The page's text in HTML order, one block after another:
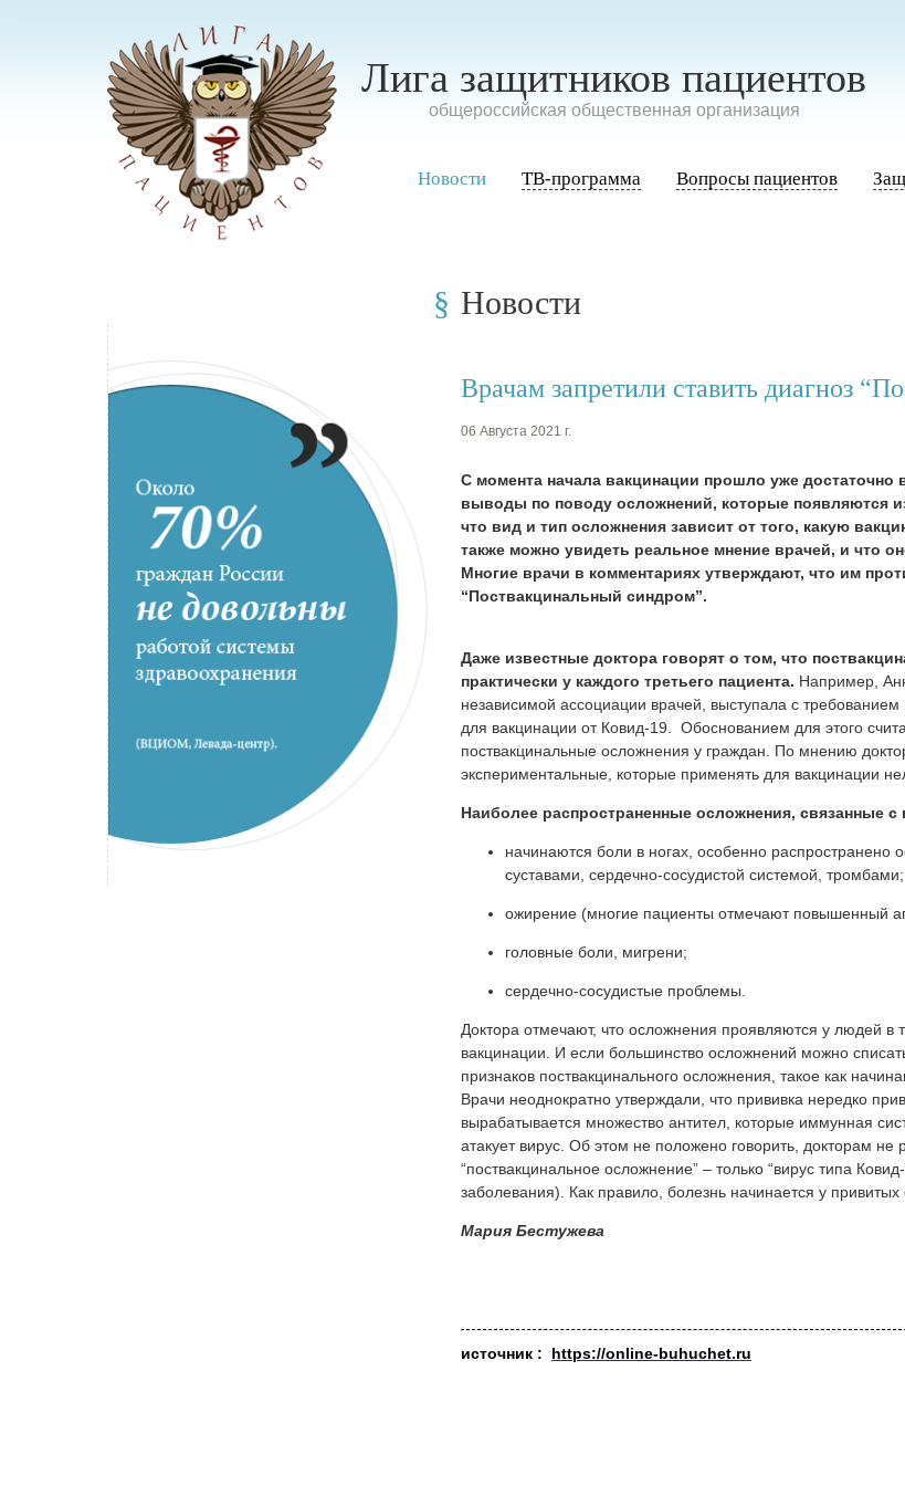
Лига защитников пациентов
oбщероссийская общественная организация
Новости ТВ-программа Вопросы пациентов
Новости
Врачам запретили ставить диагноз
06 Августа 2021 г.
С момента начала вакцинации прошло уже достаточно
выводы по поводу осложнений, которые появляются
что вид и тип осложнения зависит от того, какую
также можно увидеть реальное мнение врачей, и что
Многие врачи в комментариях утверждают, что им
“Поствакцинальный синдром”.
Даже известные доктора говорят о том, что
практически у каждого третьего пациента. Например,
независимой ассоциации врачей, выступала с
для вакцинации от Ковид-19. Обоснованием для этого
поствакцинальные осложнения у граждан. По мнению
экспериментальные, которые применять для вакцинации
Наиболее распространенные осложнения, связанные с
начинаются боли в ногах, особенно
суставами, сердечно-сосудистой системой, тромбами;
ожирение (многие пациенты отмечают повышенный
головные боли, мигрени;
сердечно-сосудистые проблемы.
Доктора отмечают, что осложнения проявляются у людей в
вакцинации. И если большинство осложнений можно
признаков поствакцинального осложнения, такое как
Врачи неоднократно утверждали, что прививка нередко
вырабатывается множество антител, которые иммунная
атакует вирус. Об этом не положено говорить, докторам не
“поствакцинальное осложнение” – только “вирус типа
заболевания). Как правило, болезнь начинается у
Мария Бестужева
источник : https://online-buhuchet.ru